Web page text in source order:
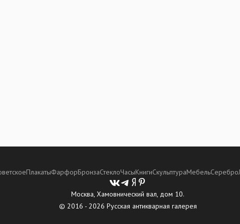
ПлакатыФарфорБронзаСтеклоЧасыКнигиСкульптураМебельСеребро
Москва, Хамовнический вал, дом 10.
© 2016 - 2026 Русская антикварная галерея